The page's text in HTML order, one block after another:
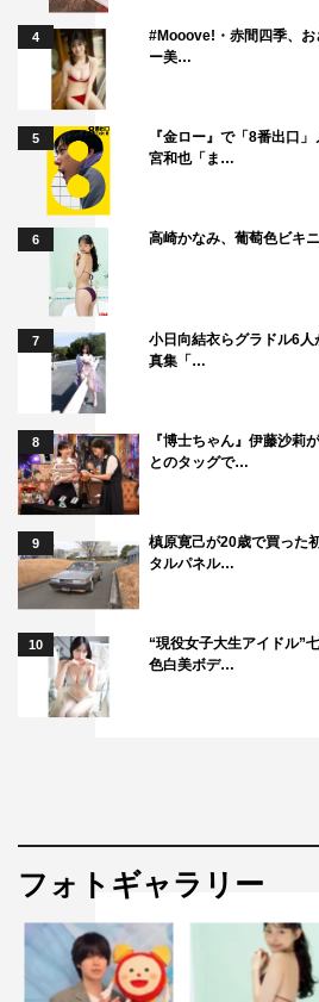
佐藤大樹
4
#Mooove!・赤間四季、
ー美…
5
『金ロー』で「8番出口
宮和也「ま…
6 高崎かなみ、葡萄色ビキ
7
小日向結衣らグラドル6
真集「…
8
『博士ちゃん』伊藤沙
とのタッグで…
9
槙原寛己が20歳で買った
タルパネル…
10
“現役女子大生アイドル”
色白美ボデ…
フォトギャラリー